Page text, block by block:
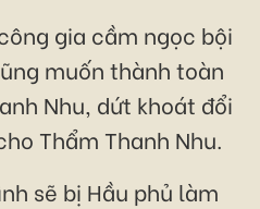
gia cầm ngọc bội
muốn thành toàn
Nhu, dứt khoát đổi
Thẩm Thanh Nhu.
sẽ bị Hầu phủ làm